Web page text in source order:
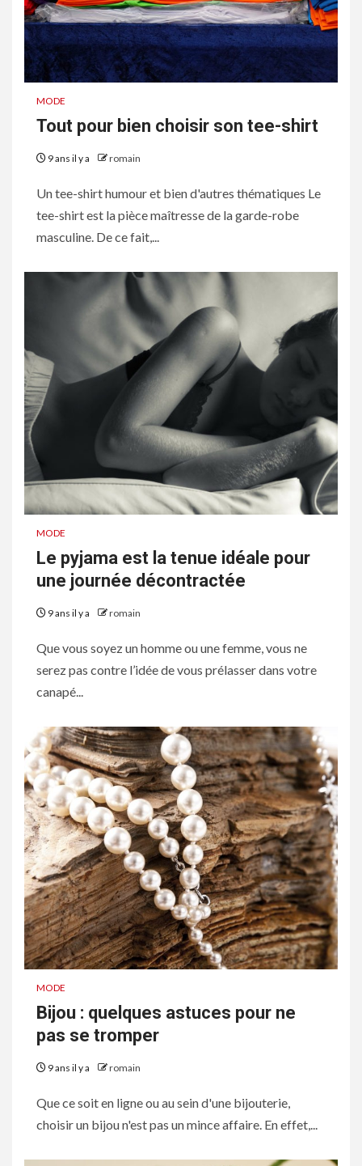
MODE
Tout pour bien choisir son tee-shirt
9 ans il y a romain
Un tee-shirt humour et bien d'autres thématiques Le
tee-shirt est la pièce maîtresse de la garde-robe
masculine. De ce fait,...
MODE
Le pyjama est la tenue idéale pour
une journée décontractée
9 ans il y a romain
Que vous soyez un homme ou une femme, vous ne
serez pas contre l’idée de vous prélasser dans votre
canapé...
MODE
Bijou : quelques astuces pour ne
pas se tromper
9 ans il y a romain
Que ce soit en ligne ou au sein d'une bijouterie,
choisir un bijou n'est pas un mince affaire. En effet,...